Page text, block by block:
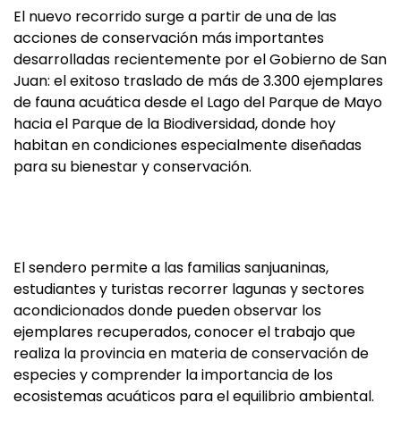
El nuevo recorrido surge a partir de una de las
acciones de conservación más importantes
desarrolladas recientemente por el Gobierno de San
Juan: el exitoso traslado de más de 3.300 ejemplares
de fauna acuática desde el Lago del Parque de Mayo
hacia el Parque de la Biodiversidad, donde hoy
habitan en condiciones especialmente diseñadas
para su bienestar y conservación.
El sendero permite a las familias sanjuaninas,
estudiantes y turistas recorrer lagunas y sectores
acondicionados donde pueden observar los
ejemplares recuperados, conocer el trabajo que
realiza la provincia en materia de conservación de
especies y comprender la importancia de los
ecosistemas acuáticos para el equilibrio ambiental.